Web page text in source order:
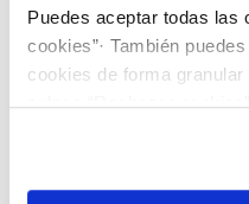
Puedes aceptar todas las
cookies”· También
cookies de forma
pulsas “Rechazar
son indispensables para
por tanto no se pueden